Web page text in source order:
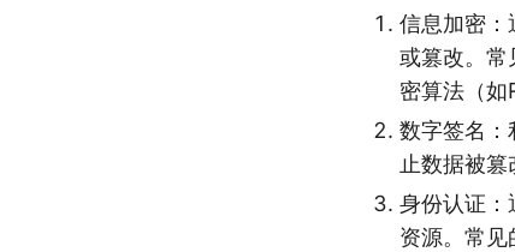
信息加密：
或篡改。常
密算法（如
数字签名：
止数据被篡
身份认证：
资源。常见